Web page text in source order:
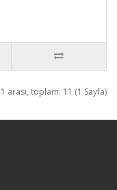
arası, toplam: 11 (1 Sayfa)